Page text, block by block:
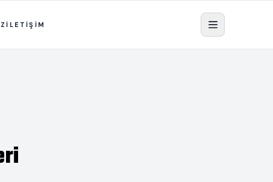
İLETİŞİM